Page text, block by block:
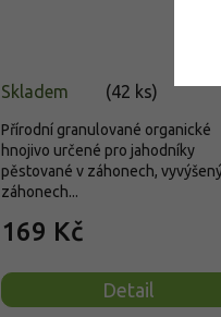
Skladem (42 ks)
169 Kč
Detail
Přírodní granulované organické
hnojivo určené pro jahodníky
pěstované v záhonech,
záhonech...